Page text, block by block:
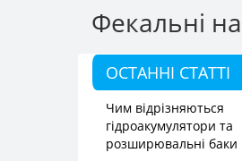
Фекальні
ОСТАННІ СТАТТІ
Чим відрізняються
гідроакумулятори та
розширювальні баки